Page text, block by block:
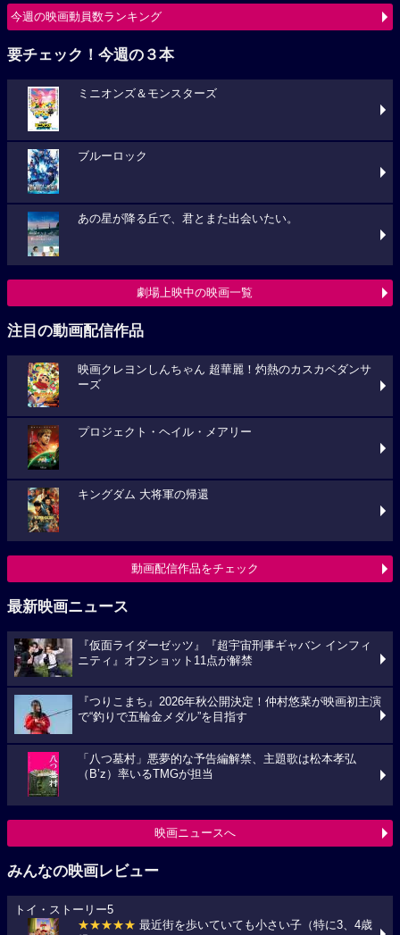
今週の映画動員数ランキング
要チェック！今週の３本
ミニオンズ＆モンスターズ
ブルーロック
あの星が降る丘で、君とまた出会いたい。
劇場上映中の映画一覧
注目の動画配信作品
映画クレヨンしんちゃん 超華麗！灼熱のカスカベダンサ
ーズ
プロジェクト・ヘイル・メアリー
キングダム 大将軍の帰還
動画配信作品をチェック
最新映画ニュース
『仮面ライダーゼッツ』『超宇宙刑事ギャバン インフィ
ニティ』オフショット11点が解禁
『つりこまち』2026年秋公開決定！仲村悠菜が映画初主演
で“釣りで五輪金メダル”を目指す
「八つ墓村」悪夢的な予告編解禁、主題歌は松本孝弘
（B’z）率いるTMGが担当
映画ニュースへ
みんなの映画レビュー
トイ・ストーリー5
★★★★★ 最近街を歩いていても小さい子（特に3、4歳